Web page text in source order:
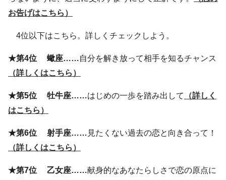
お告げはこちら）
4位以下はこちら。詳しくチェックしよう。
★第4位 蠍座……自分を解き放って相手を知るチャンス
（詳しくはこちら）
★第5位 牡牛座……はじめの一歩を踏み出して
（詳しく
はこちら）
★第6位 射手座…… 見たくない過去の恋と向き合って！
（詳しくはこちら）
★第7位 乙女座……献身的なあなたらしさで恋の原点に